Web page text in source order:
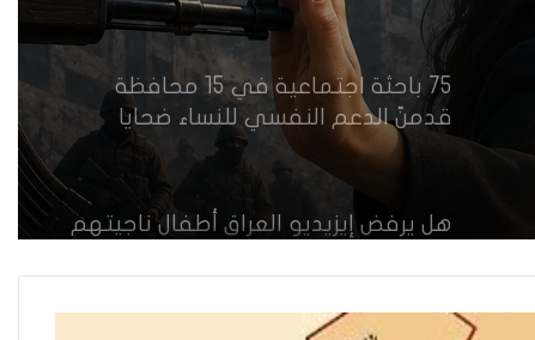
75 باحثة اجتماعية في 15 محافظة
قدمنّ الدعم النفسي للنساء ضحايا
العنف في العراق
هل يرفض إيزيديو العراق أطفال ناجيتهم